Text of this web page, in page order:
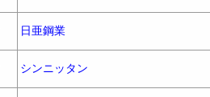
日亜鋼業
シンニッタン